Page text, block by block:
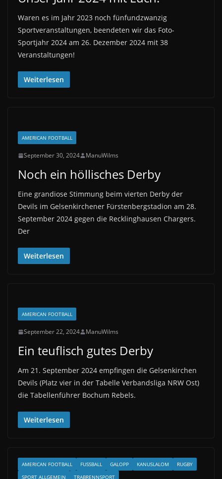
Waren es im Jahr 2023 noch fünfundzwanzig
Sportveranstaltungen, beendeten wir das Foto-
Sportjahr 2024 am 26. Dezember 2024 mit 38
Veranstaltungen!
Weiterlesen
AMERICAN FOOTBALL
September 30, 2024 ManuWilms
Noch ein höllisches Derby
Eine grandiose Stimmung beim vierten Derby der
Devils im Gelsenkirchener Fürstenbergstadion am 28.
September 2024 gegen die Recklinghausen Chargers.
Der
Weiterlesen
AMERICAN FOOTBALL
September 22, 2024 ManuWilms
Ein teuflisch gutes Derby
Am 21. September 2024 empfingen die Gelsenkirchen
Devils (Platz vier in der Tabelle Verbandsliga NRW Ost)
die Tabellenführer Bochum Rebels.
Weiterlesen
AMERICAN FOOTBALL FUSSBALL GALOPP KANUSLALOM
RUGBY
SPORT ALLGEMEIN
TRABRENNSPORT